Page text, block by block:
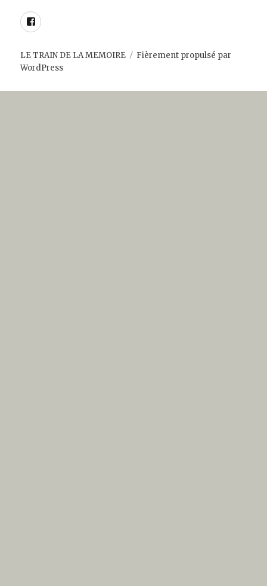
Facebook
LE TRAIN DE LA MEMOIRE
Fièrement propulsé par
WordPress